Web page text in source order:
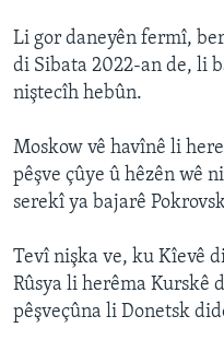
Li gor daneyên fermî,
di Sibata 2022-an de, li
niştecîh hebûn.
Moskow vê havînê li
pêşve çûye û hêzên wê
serekî ya bajarê
Tevî nişka ve, ku Kîevê
Rûsya li herêma Kurskê
pêşveçûna li Donetsk